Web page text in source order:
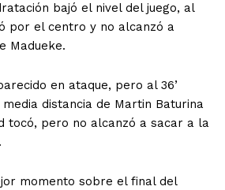
bajó el nivel del juego, al
por el centro y no alcanzó a
Madueke.
en ataque, pero al 36’
distancia de Martin Baturina
tocó, pero no alcanzó a sacar a la
momento sobre el final del